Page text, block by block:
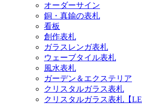
オーダーサイン
銅・真鍮の表札
看板
創作表札
ガラスレンガ表札
ウェーブタイル表札
風水表札
ガーデン＆エクステリア
クリスタルガラス表札
クリスタルガラス表札【